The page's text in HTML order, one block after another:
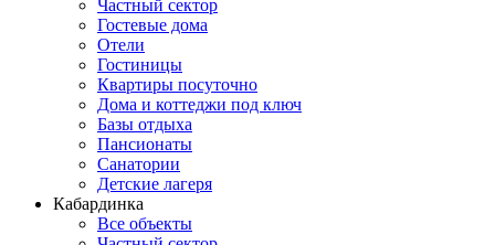
Частный сектор
Гостевые дома
Отели
Гостиницы
Квартиры посуточно
Дома и коттеджи под ключ
Базы отдыха
Пансионаты
Санатории
Детские лагеря
Кабардинка
Все объекты